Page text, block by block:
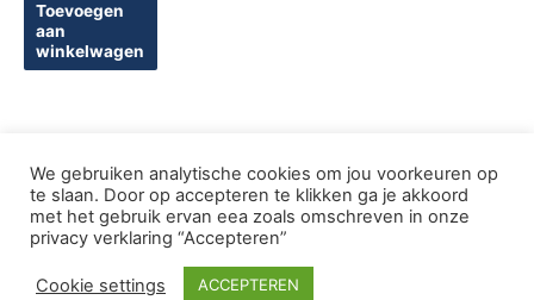
Toevoegen
aan
winkelwagen
Copyright © 2005-2026 De Griekse Wereld | Design
deWebShopFactory
We gebruiken analytische cookies om jou voorkeuren op
te slaan. Door op accepteren te klikken ga je akkoord
met het gebruik ervan eea zoals omschreven in onze
privacy verklaring “Accepteren”
Cookie settings ACCEPTEREN